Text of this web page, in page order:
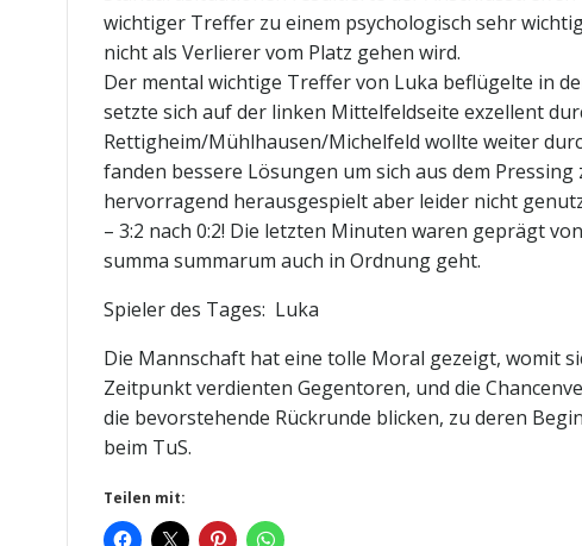
wichtiger Treffer zu einem psychologisch sehr
nicht als Verlierer vom Platz gehen wird.
Der mental wichtige Treffer von Luka beflügelte in
setzte sich auf der linken Mittelfeldseite exzellent
Rettigheim/Mühlhausen/Michelfeld wollte weiter
fanden bessere Lösungen um sich aus dem
hervorragend herausgespielt aber leider nicht
– 3:2 nach 0:2! Die letzten Minuten waren geprägt
summa summarum auch in Ordnung geht.
Spieler des Tages: Luka
Die Mannschaft hat eine tolle Moral gezeigt, womit
Zeitpunkt verdienten Gegentoren, und die
die bevorstehende Rückrunde blicken, zu deren
beim TuS.
Teilen mit: